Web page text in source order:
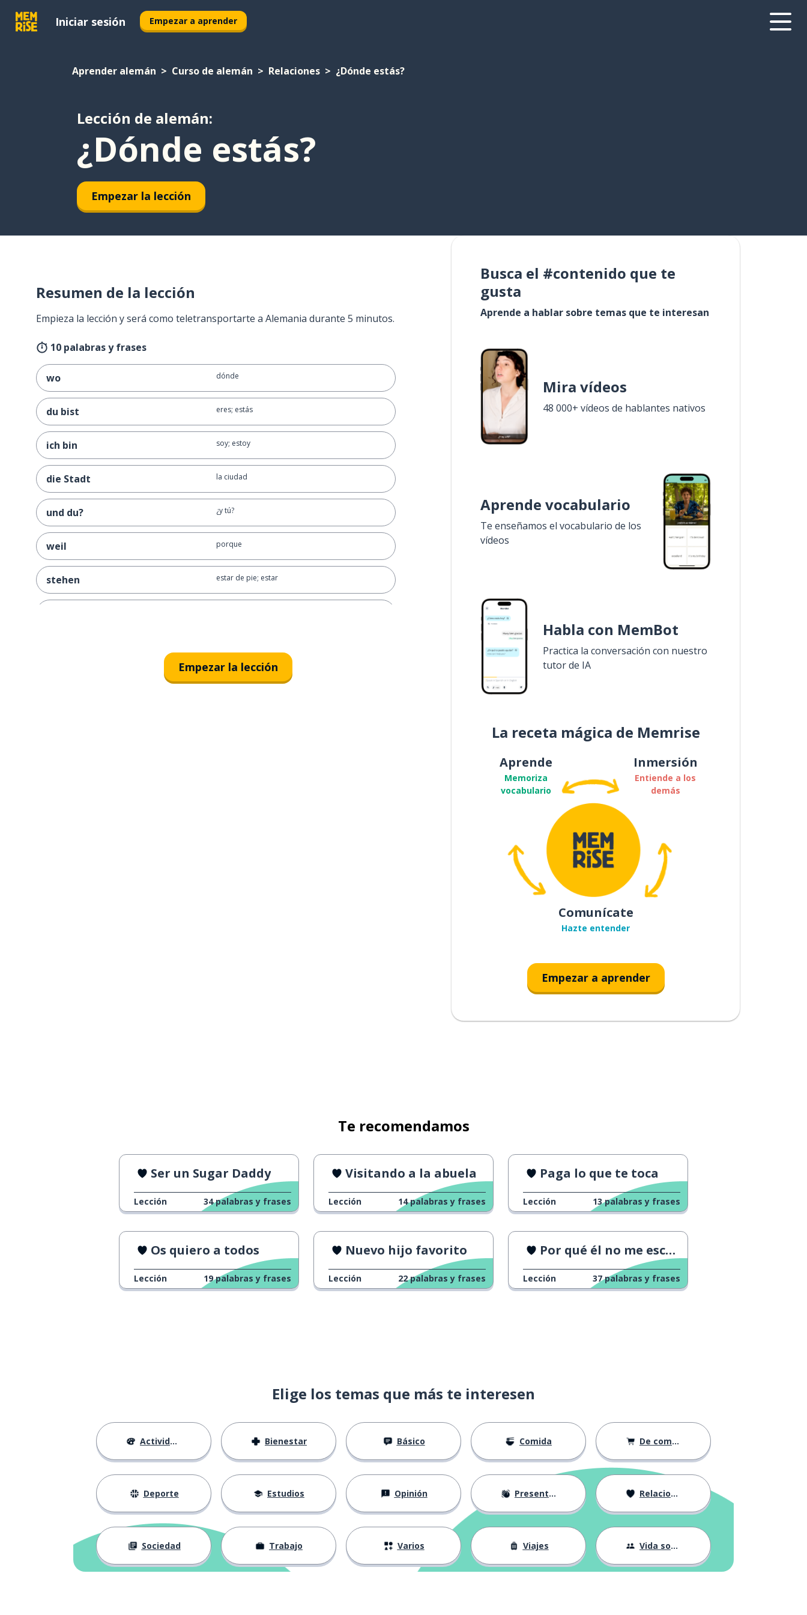
Iniciar sesión Empezar a aprender
Aprender alemán Curso de alemán Relaciones ¿Dónde estás?
Lección de alemán:
¿Dónde estás?
Empezar la lección
Resumen de la lección
Empieza la lección y será como teletransportarte a Alemania durante 5 minutos.
10 palabras y frases
wo dónde
du bist eres; estás
ich bin soy; estoy
die Stadt la ciudad
und du? ¿y tú?
weil porque
stehen estar de pie; estar
Empezar la lección
Busca el #contenido que te
gusta
Aprende a hablar sobre temas que te interesan
Mira vídeos
48 000+ vídeos de hablantes nativos
Aprende vocabulario
Te enseñamos el vocabulario de los
vídeos
Habla con MemBot
Practica la conversación con nuestro
tutor de IA
La receta mágica de Memrise
Aprende
Memoriza
vocabulario
Inmersión
Entiende a los
demás
Comunícate
Hazte entender
Empezar a aprender
Te recomendamos
Ser un Sugar Daddy
Lección 34 palabras y frases
Visitando a la abuela
Lección 14 palabras y frases
Paga lo que te toca
Lección 13 palabras y frases
Os quiero a todos
Lección 19 palabras y frases
Nuevo hijo favorito
Lección 22 palabras y frases
Por qué él no me escribe
Lección 37 palabras y frases
Elige los temas que más te interesen
Actividades Bienestar Básico Comida De compras
Deporte Estudios Opinión Presentación Relaciones
Sociedad Trabajo Varios Viajes Vida social